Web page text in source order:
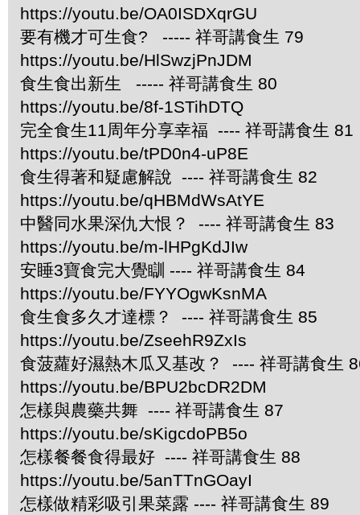
https://youtu.be/OA0ISDXqrGU
要有機才可生食? ----- 祥哥講食生 79
https://youtu.be/HlSwzjPnJDM
食生食出新生 ----- 祥哥講食生 80
https://youtu.be/8f-1STihDTQ
完全食生11周年分享幸福 ---- 祥哥講食生 81
https://youtu.be/tPD0n4-uP8E
食生得著和疑慮解說 ---- 祥哥講食生 82
https://youtu.be/qHBMdWsAtYE
中醫同水果深仇大恨？ ---- 祥哥講食生 83
https://youtu.be/m-lHPgKdJIw
安睡3寶食完大覺瞓 ---- 祥哥講食生 84
https://youtu.be/FYYOgwKsnMA
食生食多久才達標？ ---- 祥哥講食生 85
https://youtu.be/ZseehR9ZxIs
食菠蘿好濕熱木瓜又基改？ ---- 祥哥講食生
https://youtu.be/BPU2bcDR2DM
怎樣與農藥共舞 ---- 祥哥講食生 87
https://youtu.be/sKigcdoPB5o
怎樣餐餐食得最好 ---- 祥哥講食生 88
https://youtu.be/5anTTnGOayI
怎樣做精彩吸引果菜露 ---- 祥哥講食生 89